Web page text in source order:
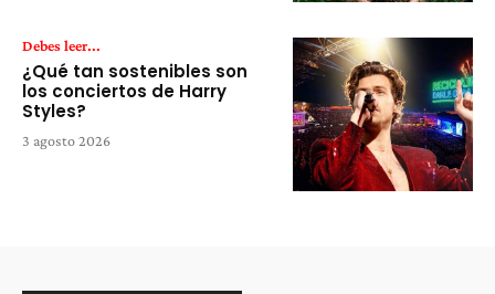
Debes leer...
¿Qué tan sostenibles son
los conciertos de Harry
Styles?
3 agosto 2026